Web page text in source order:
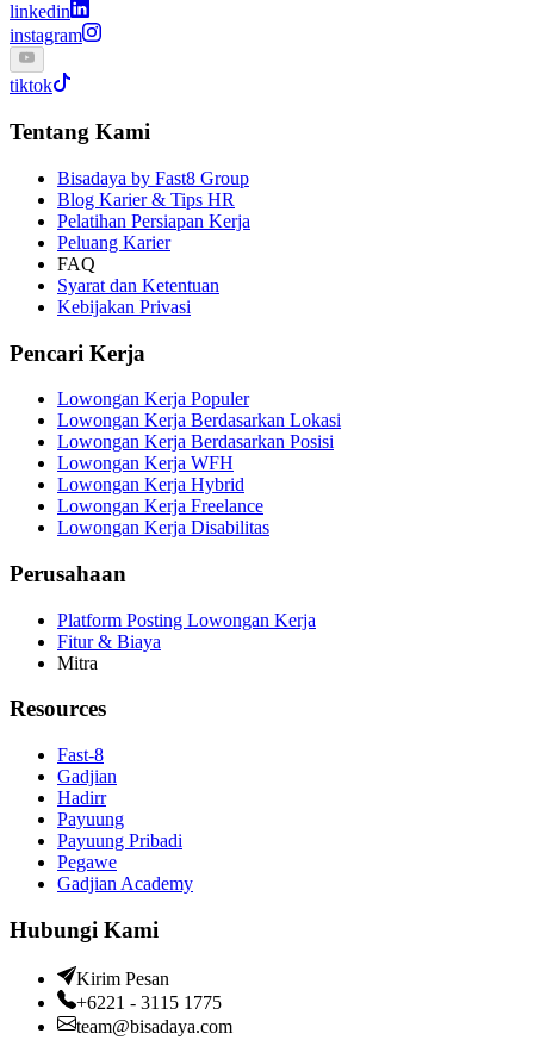
linkedin
instagram
tiktok
Tentang Kami
Bisadaya by Fast8 Group
Blog Karier & Tips HR
Pelatihan Persiapan Kerja
Peluang Karier
FAQ
Syarat dan Ketentuan
Kebijakan Privasi
Pencari Kerja
Lowongan Kerja Populer
Lowongan Kerja Berdasarkan Lokasi
Lowongan Kerja Berdasarkan Posisi
Lowongan Kerja WFH
Lowongan Kerja Hybrid
Lowongan Kerja Freelance
Lowongan Kerja Disabilitas
Perusahaan
Platform Posting Lowongan Kerja
Fitur & Biaya
Mitra
Resources
Fast-8
Gadjian
Hadirr
Payuung
Payuung Pribadi
Pegawe
Gadjian Academy
Hubungi Kami
Kirim Pesan
+6221 - 3115 1775
team@bisadaya.com